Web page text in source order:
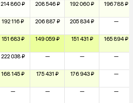
214 860 ₽ 208 546 ₽ 192 060 ₽ 196 788 ₽
192 116 ₽ 206 887 ₽ 205 834 ₽ —
151 683 ₽ 149 059 ₽ 151 431 ₽ 165 894 ₽
222 038 ₽ — — —
168 145 ₽ 175 431 ₽ 176 943 ₽ —
— — — —